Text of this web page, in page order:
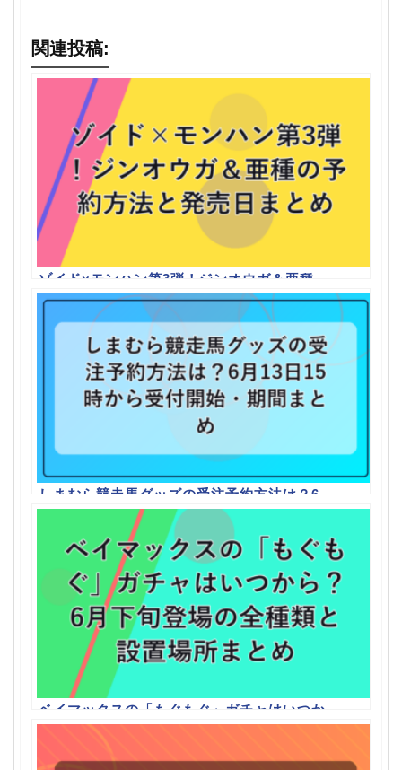
関連投稿:
ゾイド×モンハン第3弾！ジンオウガ＆亜種
の予約方法と発売日まとめ
しまむら競走馬グッズの受注予約方法は？6
月13日15時から受付開始・期間まとめ
ベイマックスの「もぐもぐ」ガチャはいつか
ら？6月下旬登場の全種類と設置場所まとめ